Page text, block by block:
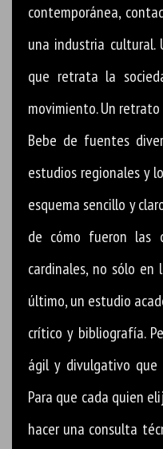
contemporánea,
una industria
que retrata la
movimiento. Un
Bebe de fuentes
estudios regionales y
esquema sencillo y
de cómo fueron las
cardinales, no sólo en
último, un estudio
crítico y bibliografía.
ágil y divulgativo
Para que cada quien
hacer una consulta